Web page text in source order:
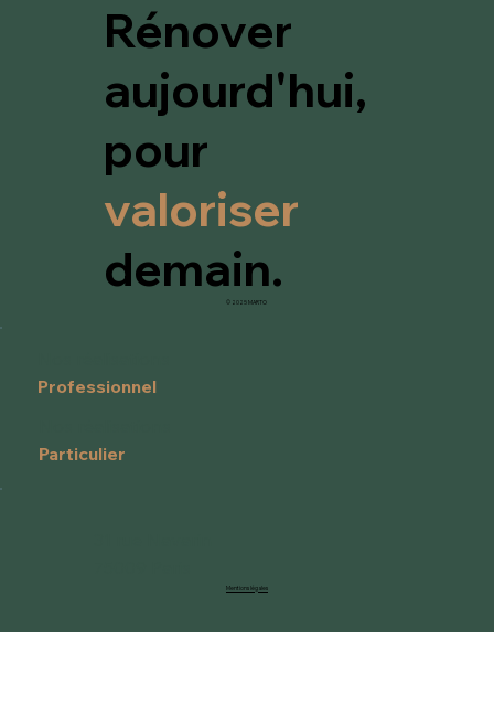
Rénover
aujourd'hui,
pour
valoriser
demain.
© 2025 MARTO
Professionnel
Particulier
Mentions légales